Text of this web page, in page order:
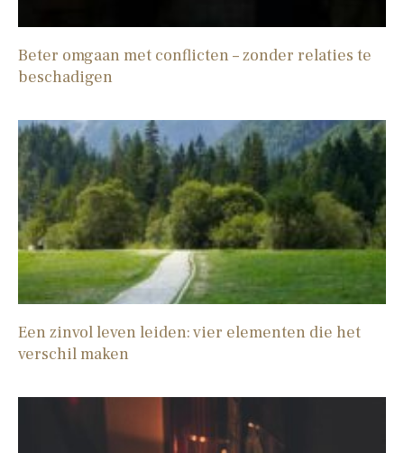
Beter omgaan met conflicten – zonder relaties te
beschadigen
Een zinvol leven leiden: vier elementen die het
verschil maken